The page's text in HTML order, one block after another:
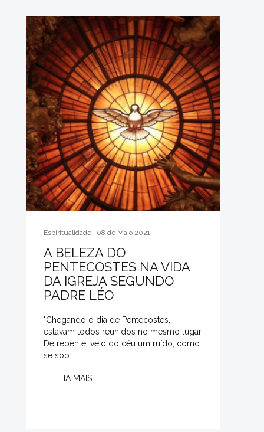
Espiritualidade | 08 de Maio 2021
A BELEZA DO
PENTECOSTES NA VIDA
DA IGREJA SEGUNDO
PADRE LÉO
"Chegando o dia de Pentecostes,
estavam todos reu­nidos no mesmo lugar.
De repente, veio do céu um ruído, como
se sop...
LEIA MAIS